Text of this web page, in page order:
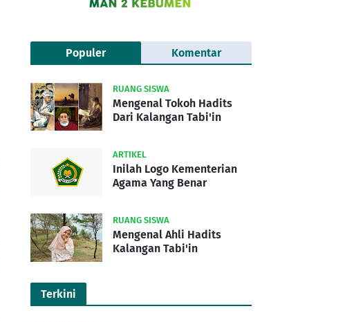
Populer Komentar
RUANG SISWA
Mengenal Tokoh Hadits
Dari Kalangan Tabi'in
ARTIKEL
Inilah Logo Kementerian
Agama Yang Benar
RUANG SISWA
Mengenal Ahli Hadits
Kalangan Tabi'in
Terkini